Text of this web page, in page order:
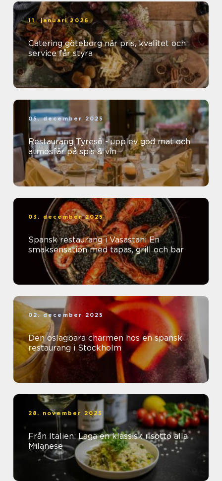
11. januari 2026
Catering göteborg när pris, kvalitet och
service får styra
05. december 2025
Restaurang Tyresö - upplev god mat och
atmosfär på spis & vin
03. december 2025
Spansk restaurang i Vasastan: En
smaksensation med tapas, grill och bar
02. december 2025
Den oslagbara charmen hos en spansk
restaurang i Stockholm
28. november 2025
Från Italien: Laga en klassisk risotto alla
Milanese